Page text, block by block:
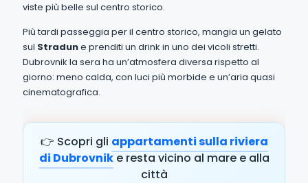
viste più belle sul centro storico.
Più tardi passeggia per il centro storico, mangia un gelato
sul Stradune prenditi un drink in uno dei vicoli stretti.
Dubrovnik la sera ha un’atmosfera diversa rispetto al
giorno: meno calda, con luci più morbide e un’aria quasi
cinematografica.
👉 Scopri gli appartamenti sulla riviera
di Dubrovnike resta vicino al mare e alla
città